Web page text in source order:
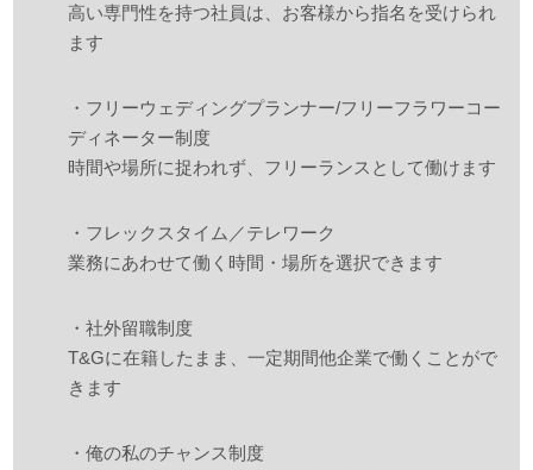
高い専門性を持つ社員は、お客様から指名を受けられ
ます
・フリーウェディングプランナー/フリーフラワーコー
ディネーター制度
時間や場所に捉われず、フリーランスとして働けます
・フレックスタイム／テレワーク
業務にあわせて働く時間・場所を選択できます
・社外留職制度
T&Gに在籍したまま、一定期間他企業で働くことがで
きます
・俺の私のチャンス制度